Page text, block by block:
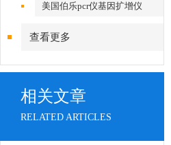
美国伯乐pcr仪基因扩增仪
查看更多
相关文章
RELATED ARTICLES